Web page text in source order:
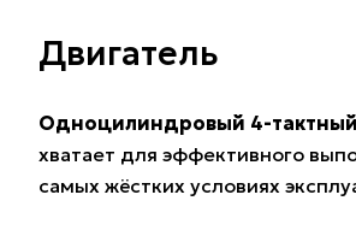
Двигатель
Одноцилиндровый 4-тактный
хватает для эффективного
самых жёстких условиях